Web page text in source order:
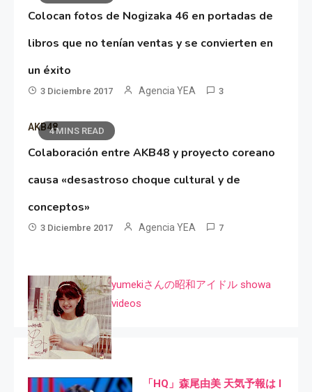
Colocan fotos de Nogizaka 46 en portadas de
libros que no tenían ventas y se convierten en
un éxito
3 Diciembre 2017 Agencia YEA 3
4 MINS READ
AKB48
Colaboración entre AKB48 y proyecto coreano
causa «desastroso choque cultural y de
conceptos»
3 Diciembre 2017 Agencia YEA 7
yumekiさんの昭和アイドル showa
videos
「HQ」森尾由美 天気予報は I